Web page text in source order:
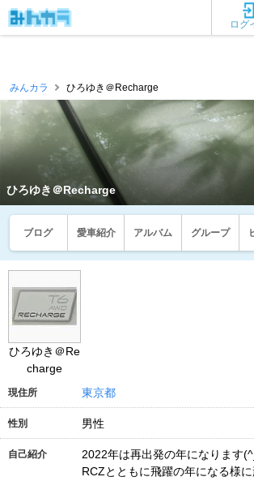
ログ
みんカラ ひろゆき＠Recharge
ひろゆき＠Recharge
ブログ 愛車紹介 アルバム グループ
ひろゆき＠Re
charge
現住所 東京都
性別 男性
自己紹介
2022年は再出発の年になります
RCZとともに飛躍の年になる様